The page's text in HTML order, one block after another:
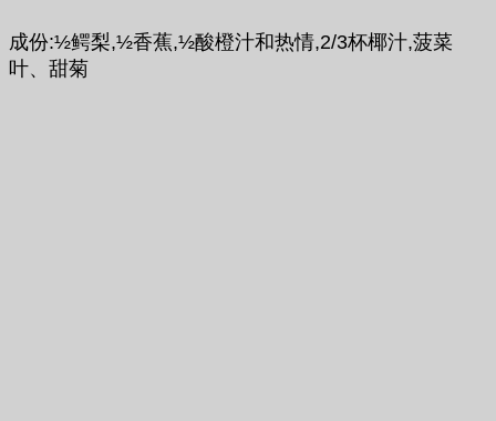
成份:½鳄梨,½香蕉,½酸橙汁和热情,2/3杯椰汁,菠菜
叶、甜菊